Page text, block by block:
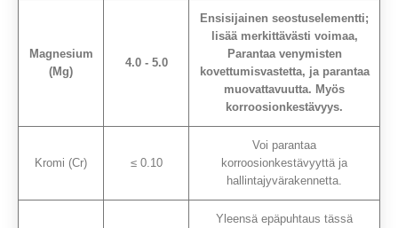
Magnesium
(Mg)
4.0 - 5.0
Ensisijainen seostuselementti;
lisää merkittävästi voimaa,
Parantaa venymisten
kovettumisvastetta, ja parantaa
muovattavuutta. Myös
korroosionkestävyys.
Kromi (Cr) ≤ 0.10
Voi parantaa
korroosionkestävyyttä ja
hallintajyvärakennetta.
Yleensä epäpuhtaus tässä